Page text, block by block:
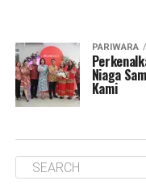
PARIWARA
Niaga
Kami